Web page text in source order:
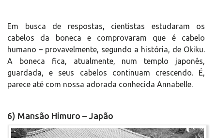
Em busca de respostas, cientistas estudaram os
cabelos da boneca e comprovaram que é cabelo
humano – provavelmente, segundo a história, de Okiku.
A boneca fica, atualmente, num templo japonês,
guardada, e seus cabelos continuam crescendo. É,
parece até com nossa adorada conhecida Annabelle.
6) Mansão Himuro – Japão